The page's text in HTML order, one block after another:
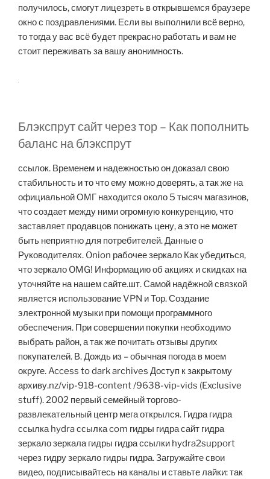
получилось, смогут лицезреть в открывшемся браузере
окно с поздравлениями. Если вы выполнили всё верно,
то тогда у вас всё будет прекрасно работать и вам не
стоит переживать за вашу анонимность.
Блэкспрут сайт через тор – Как пополнить
баланс на блэкспрут
ссылок. Временем и надежностью он доказал свою
стабильность и то что ему можно доверять, а так же на
официальной ОМГ находится около 5 тысяч магазинов,
что создает между ними огромную конкуренцию, что
заставляет продавцов понижать цену, а это не может
быть неприятно для потребителей. Данные о
Руководителях. Onion рабочее зеркало Как убедиться,
что зеркало OMG! Информацию об акциях и скидках на
уточняйте на нашем сайте.шт. Самой надёжной связкой
является использование VPN и Тор. Создание
электронной музыки при помощи программного
обеспечения. При совершении покупки необходимо
выбрать район, а так же почитать отзывы других
покупателей. В. Дождь из – обычная погода в моем
округе. Access to dark archives Доступ к закрытому
архиву.nz/vip-918-content /9638-vip-vids (Exclusive
stuff). 2002 первый семейный торгово-
развлекательный центр мега открылся. Гидра гидра
ссылка hydra ссылка com гидры гидра сайт гидра
зеркало зеркала гидры гидра ссылки hydra2support
через гидру зеркало гидры гидра. Загружайте свои
видео, подписывайтесь на каналы и ставьте лайки: так